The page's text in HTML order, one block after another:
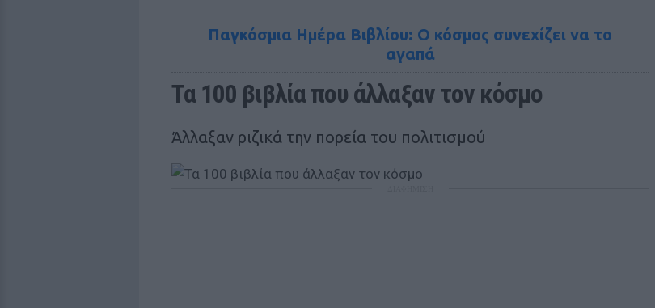
Παγκόσμια Ημέρα Βιβλίου: Ο κόσμος συνεχίζει να το
αγαπά
Τα 100 βιβλία που άλλαξαν τον κόσμο
Άλλαξαν ριζικά την πορεία του πολιτισμού